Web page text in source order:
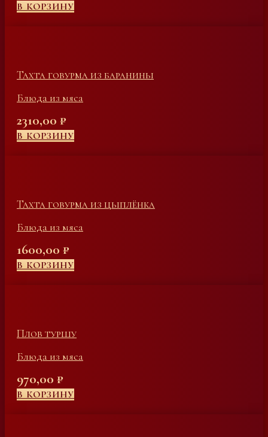
В КОРЗИНУ
Тахта говурма из баранины
Блюда из мяса
2310,00 ₽
В КОРЗИНУ
Тахта говурма из цыплёнка
Блюда из мяса
1600,00 ₽
В КОРЗИНУ
Плов туршу
Блюда из мяса
970,00 ₽
В КОРЗИНУ